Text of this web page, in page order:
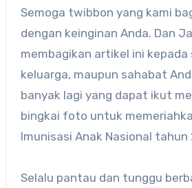
Semoga twibbon yang kami
dengan keinginan Anda. Dan
membagikan artikel ini kepada
keluarga, maupun sahabat
banyak lagi yang dapat ikut
bingkai foto untuk
Imunisasi Anak Nasional tahun
Selalu pantau dan tunggu